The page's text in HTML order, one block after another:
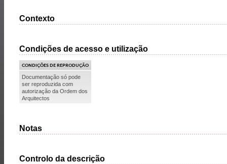
Contexto
Condições de acesso e utilização
CONDIÇÕES DE REPRODUÇÃO
Documentação só pode
ser reproduzida com
autorização da Ordem dos
Arquitectos
Notas
Controlo da descrição